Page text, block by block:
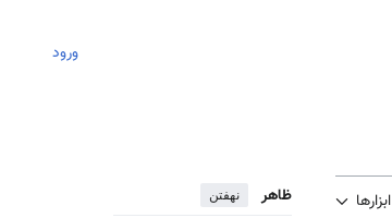
ورود
ابزارها ظاهر نهفتن